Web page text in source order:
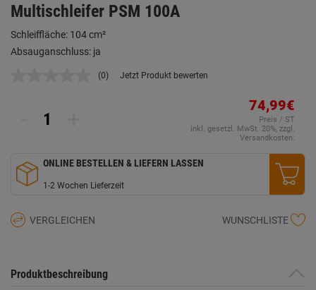
Multischleifer PSM 100A
Schleiffläche: 104 cm²
Absauganschluss: ja
Kein
(0) Jetzt Produkt bewerten
74,99€
Preis / ST
inkl. gesetzl. MwSt. 20%, zzgl.
Versandkosten.
ONLINE BESTELLEN & LIEFERN LASSEN
1-2 Wochen Lieferzeit
VERGLEICHEN WUNSCHLISTE
Produktbeschreibung